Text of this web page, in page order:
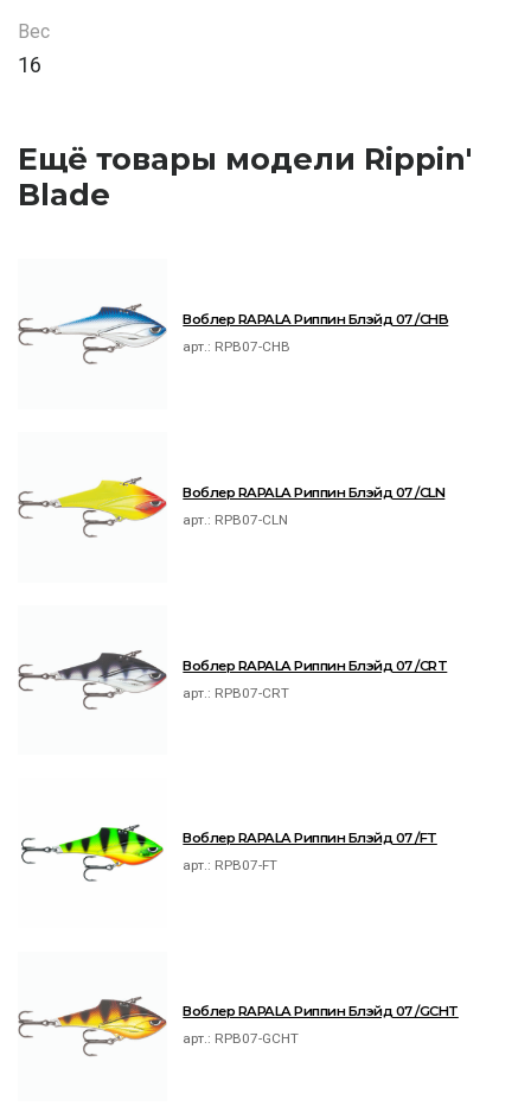
Вес
16
Ещё товары модели Rippin'
Blade
Воблер RAPALA Риппин Блэйд 07 /CHB
арт.: RPB07-CHB
Воблер RAPALA Риппин Блэйд 07 /CLN
арт.: RPB07-CLN
Воблер RAPALA Риппин Блэйд 07 /CRT
арт.: RPB07-CRT
Воблер RAPALA Риппин Блэйд 07 /FT
арт.: RPB07-FT
Воблер RAPALA Риппин Блэйд 07 /GCHT
арт.: RPB07-GCHT